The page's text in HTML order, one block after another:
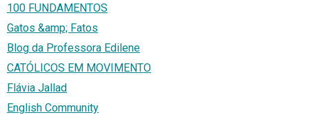
100 FUNDAMENTOS
Gatos &amp; Fatos
Blog da Professora Edilene
CATÓLICOS EM MOVIMENTO
Flávia Jallad
English Community